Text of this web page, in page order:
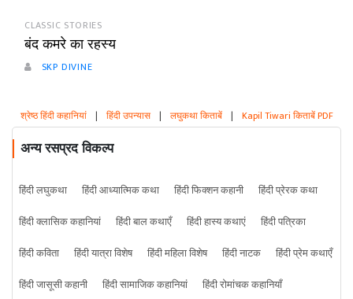
CLASSIC STORIES
बंद कमरे का रहस्य
SKP DIVINE
श्रेष्ठ हिंदी कहानियां | हिंदी उपन्यास | लघुकथा किताबें | Kapil Tiwari किताबें PDF
अन्य रसप्रद विकल्प
हिंदी लघुकथा हिंदी आध्यात्मिक कथा हिंदी फिक्शन कहानी
हिंदी प्रेरक कथा
हिंदी क्लासिक कहानियां
हिंदी बाल कथाएँ हिंदी हास्य कथाएं
हिंदी पत्रिका
हिंदी कविता
हिंदी यात्रा विशेष हिंदी महिला विशेष हिंदी नाटक
हिंदी प्रेम कथाएँ
हिंदी जासूसी कहानी
हिंदी सामाजिक कहानियां
हिंदी रोमांचक कहानियाँ